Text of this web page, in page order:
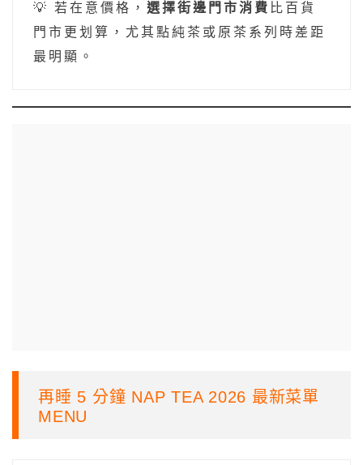
💡 若在意價格， 選擇街邊門市消費 比百貨
門市更划算，尤其點純茶或原茶系列時差距
最明顯。
再睡 5 分鐘 NAP TEA 2026 最新菜單
MENU